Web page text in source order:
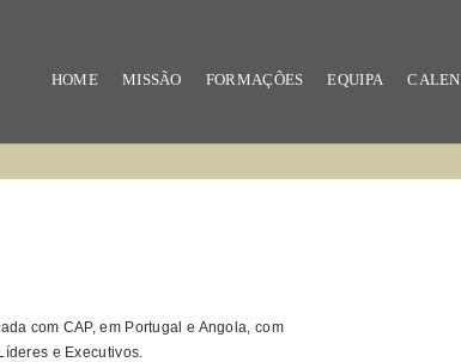
HOME MISSÃO FORMAÇÕES EQUIPA
com CAP, em Portugal e Angola, com
e Executivos.